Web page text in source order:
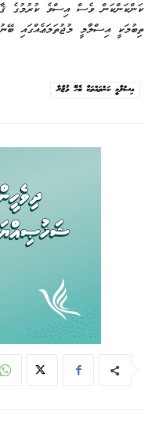
ކަންކަންކަން ވެސް އިސްވެ ކުރުމުގެ
ތިބުމަކީ އިސްލާމީ މުޖުތަމަޢެއްގައި
އިސްލާމީ ކަންތައްތަކާ ބެހޭ ވުޒާރާ